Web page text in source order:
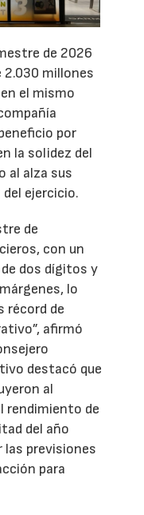
de 2026
2.030 millones
el mismo
por
la solidez del
al alza sus
ejercicio.
de
con un
dos dígitos y
lo
récord de
afirmó
destacó que
al
rendimiento de
del año
las previsiones
para